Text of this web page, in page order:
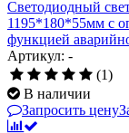
Светодиодный
1195*180*55мм с
функцией
Артикул: -
(1)
В наличии
Запросить цену